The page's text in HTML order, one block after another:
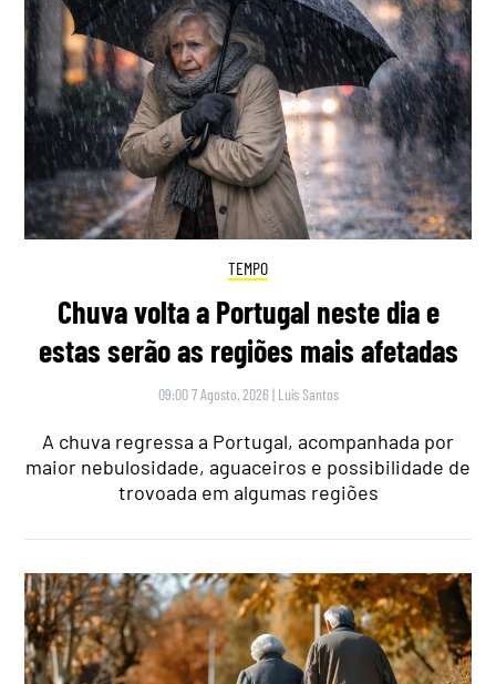
TEMPO
Chuva volta a Portugal neste dia e
estas serão as regiões mais afetadas
09:00 7 Agosto, 2026 | Luís Santos
A chuva regressa a Portugal, acompanhada por
maior nebulosidade, aguaceiros e possibilidade de
trovoada em algumas regiões